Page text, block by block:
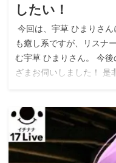
したい！
今回は、宇草 ひまりさ
も癒し系ですが、リスナ
む宇草 ひまりさん。 今
ざまお伺いしました！